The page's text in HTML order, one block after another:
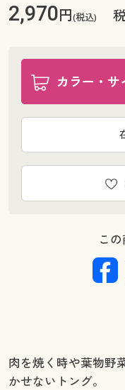
ご利用ガイド
よくある質問とお
よくある質問とお問
2,970円(税込)
カラー・サ
こ
肉を焼く時や葉物野
かせないトング。